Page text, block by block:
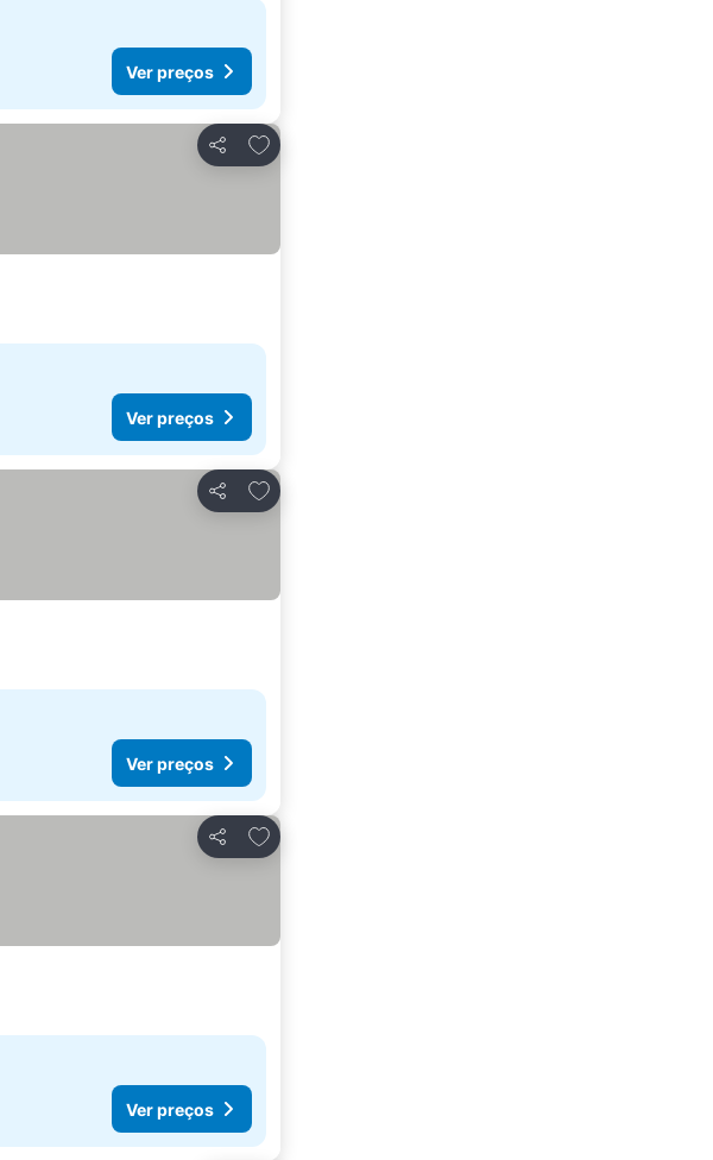
Ver preços
Partilhar
Adicionar aos favoritos
Ver preços
Partilhar
Adicionar aos favoritos
Ver preços
Partilhar
Adicionar aos favoritos
Ver preços